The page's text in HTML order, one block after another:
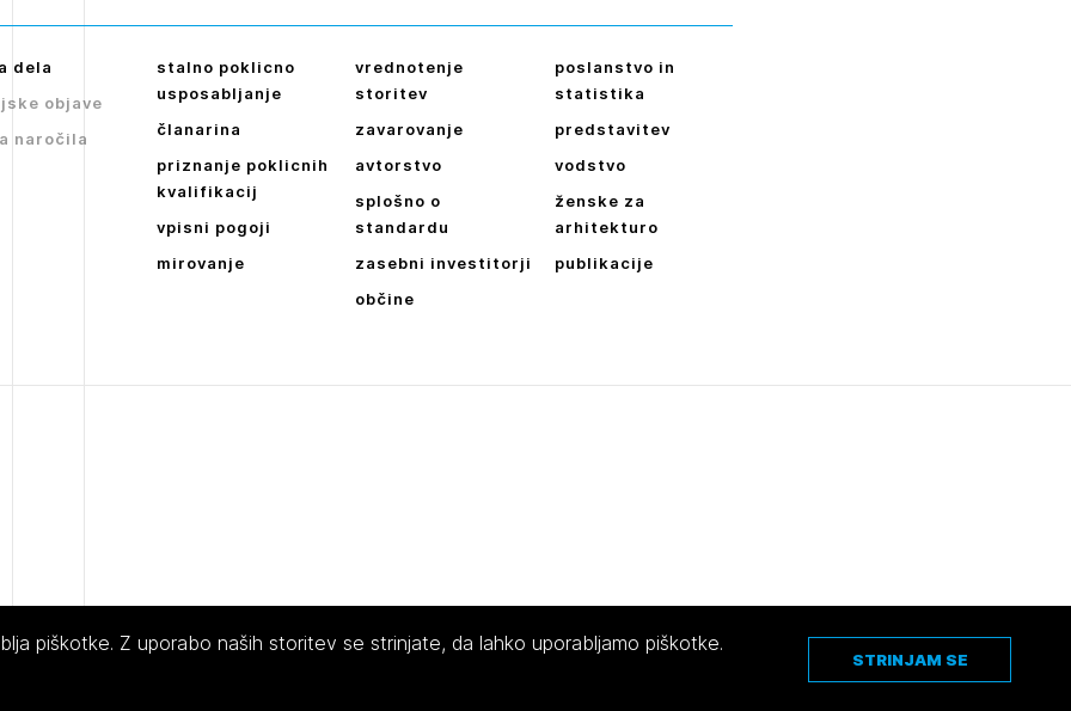
dela
objave
naročila
stalno poklicno
usposabljanje
članarina
priznanje poklicnih
kvalifikacij
vpisni pogoji
mirovanje
vrednotenje
storitev
zavarovanje
avtorstvo
splošno o
standardu
zasebni investitorji
občine
poslanstvo in
statistika
predstavitev
vodstvo
ženske za
arhitekturo
publikacije
piškotke. Z uporabo naših storitev se strinjate, da lahko uporabljamo piškotke.
STRINJAM SE